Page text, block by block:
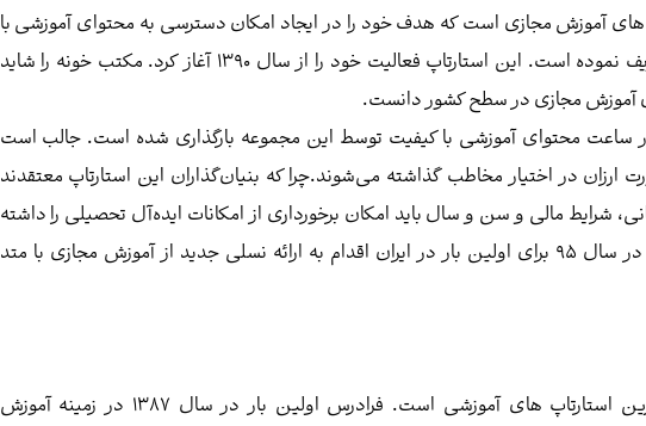
های آموزش مجازی است که هدف خود را در ایجاد امکان دسترسی به محتوای آموزشی با
کیفیت برای فارسی زبانان تعریف نموده است. این استارتاپ فعالیت خود را از سال ۱۳۹۰ آغاز کرد. مکتب خونه را شاید
آموزش مجازی در سطح کشور دانست.
حاضر بیش از ۱۵ هزار ساعت محتوای آموزشی با کیفیت توسط این مجموعه بارگذاری شده است. جالب است
ارزان در اختیار مخاطب گذاشته می‌شوند.چرا که بنیان‌گذاران این استارتاپ معتقدند
شرایط مالی و سن و سال باید امکان برخورداری از امکانات ایده‌آل تحصیلی را داشته
باشند. همچنین مکتب خونه در سال ۹۵ برای اولین بار در ایران اقدام به ارائه نسلی جدید از آموزش مجازی با متد
یکی از قدیمی‌ترین و بزرگ‌ترین استارتاپ های آموزشی است. فرادرس اولین بار در سال ۱۳۸۷ در زمینه آموزش